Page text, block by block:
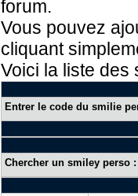
forum.
Vous pouvez
cliquant
Voici la liste des
Entrer le code du smilie
Chercher un smiley perso :